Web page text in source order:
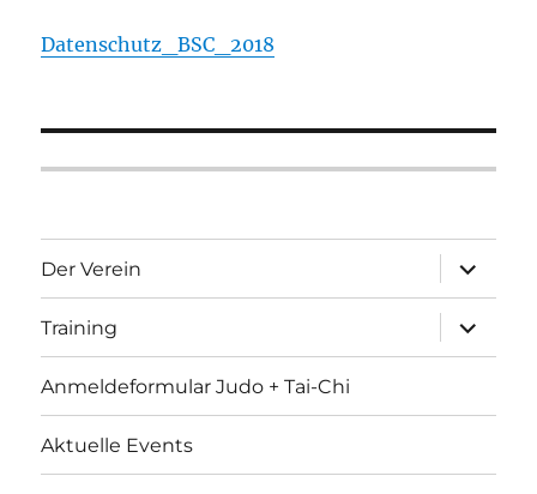
Datenschutz_BSC_2018
Der Verein
öffnen
Training
öffnen
Anmeldeformular Judo + Tai-Chi
Aktuelle Events